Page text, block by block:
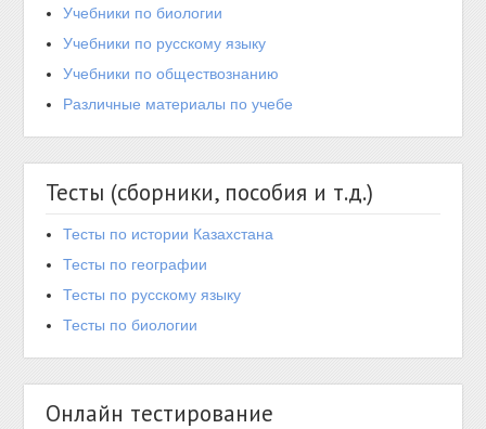
Учебники по биологии
Учебники по русскому языку
Учебники по обществознанию
Различные материалы по учебе
Тесты (сборники, пособия и т.д.)
Тесты по истории Казахстана
Тесты по географии
Тесты по русскому языку
Тесты по биологии
Онлайн тестирование